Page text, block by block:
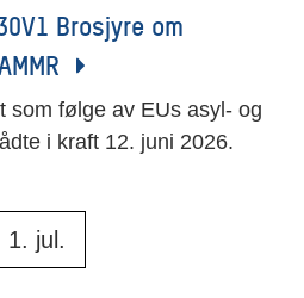
Brosjyre om
som følge av EUs asyl- og
i kraft 12. juni 2026.
1. jul.